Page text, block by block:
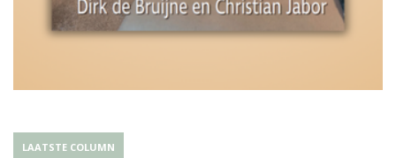
LAATSTE COLUMN